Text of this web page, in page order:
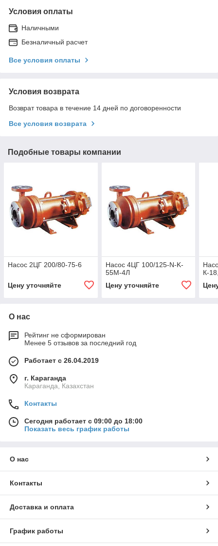
Условия оплаты
Наличными
Безналичный расчет
Все условия оплаты
Условия возврата
Возврат товара в течение 14 дней по договоренности
Все условия возврата
Подобные товары компании
Насос 2ЦГ 200/80-75-6
Цену уточняйте
Насос 4ЦГ 100/125-N-K-
55M-4Л
Цену уточняйте
К-
О нас
Рейтинг не сформирован
Менее 5 отзывов за последний год
Работает с 26.04.2019
г. Караганда
Караганда, Казахстан
Контакты
Сегодня работает с 09:00 до 18:00
Показать весь график работы
О нас
Контакты
Доставка и оплата
График работы